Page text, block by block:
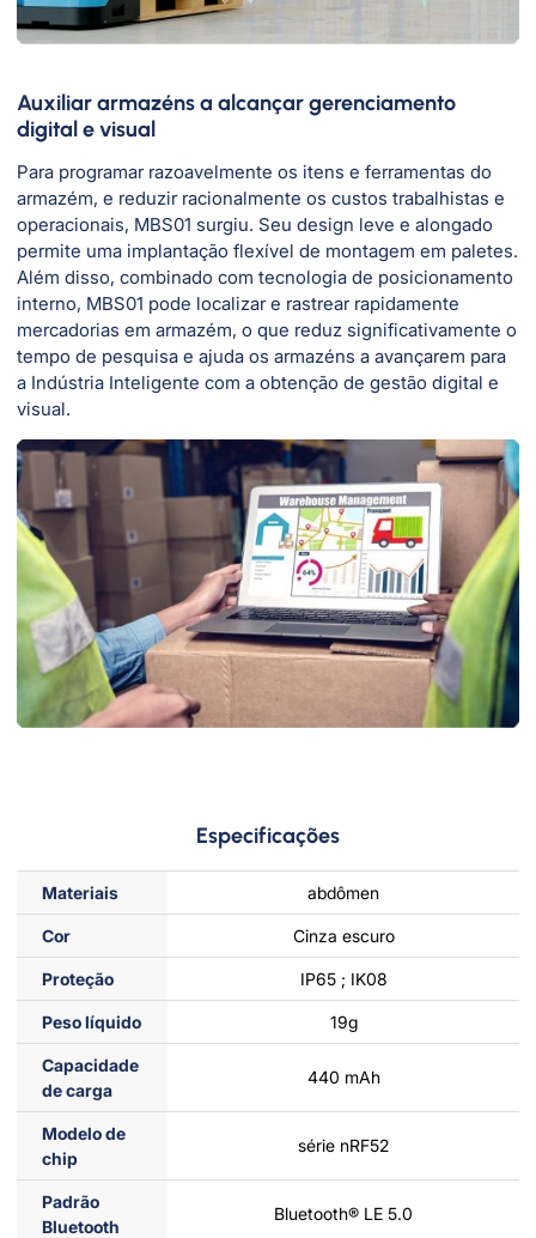
Auxiliar armazéns a alcançar gerenciamento
digital e visual
Para programar razoavelmente os itens e ferramentas do
armazém, e reduzir racionalmente os custos trabalhistas e
operacionais, MBS01 surgiu. Seu design leve e alongado
permite uma implantação flexível de montagem em paletes.
Além disso, combinado com tecnologia de posicionamento
interno, MBS01 pode localizar e rastrear rapidamente
mercadorias em armazém, o que reduz significativamente o
tempo de pesquisa e ajuda os armazéns a avançarem para
a Indústria Inteligente com a obtenção de gestão digital e
visual.
Especificações
Materiais abdômen
Cor Cinza escuro
Proteção IP65 ; IK08
Peso líquido 19g
Capacidade
de carga
440 mAh
Modelo de
chip
série nRF52
Padrão
Bluetooth
Bluetooth® LE 5.0